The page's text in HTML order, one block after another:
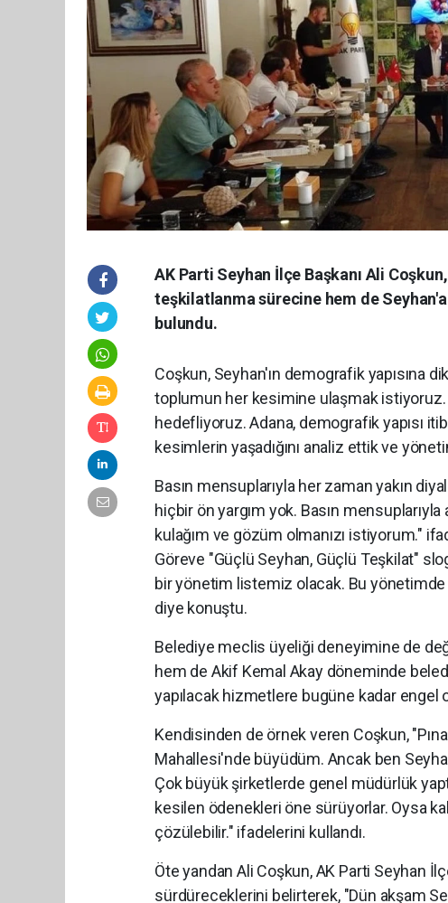
AK Parti Seyhan İlçe Başkanı Ali
teşkilatlanma sürecine hem de
bulundu.
Coşkun, Seyhan'ın demografik yapısına
toplumun her kesimine ulaşmak
hedefliyoruz. Adana, demografik yapısı
kesimlerin yaşadığını analiz ettik ve
Basın mensuplarıyla her zaman yakın
hiçbir ön yargım yok. Basın
kulağım ve gözüm olmanızı istiyorum."
Göreve "Güçlü Seyhan, Güçlü Teşkilat"
bir yönetim listemiz olacak. Bu
diye konuştu.
Belediye meclis üyeliği deneyimine de
hem de Akif Kemal Akay döneminde
yapılacak hizmetlere bugüne kadar engel
Kendisinden de örnek veren Coşkun,
Mahallesi'nde büyüdüm. Ancak ben
Çok büyük şirketlerde genel müdürlük
kesilen ödenekleri öne sürüyorlar. Oysa
çözülebilir." ifadelerini kullandı.
Öte yandan Ali Coşkun, AK Parti Seyhan
sürdüreceklerini belirterek, "Dün akşam